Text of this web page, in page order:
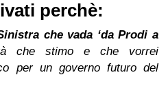
perchè:
che vada ‘da Prodi a
che stimo e che vorrei
per un governo futuro del